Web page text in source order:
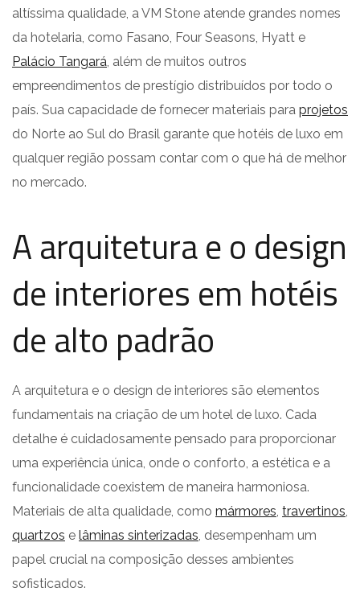
altíssima qualidade, a VM Stone atende grandes nomes
da hotelaria, como Fasano, Four Seasons, Hyatt e
Palácio Tangará, além de muitos outros
empreendimentos de prestígio distribuídos por todo o
país. Sua capacidade de fornecer materiais para projetos
do Norte ao Sul do Brasil garante que hotéis de luxo em
qualquer região possam contar com o que há de melhor
no mercado.
A arquitetura e o design
de interiores em hotéis
de alto padrão
A arquitetura e o design de interiores são elementos
fundamentais na criação de um hotel de luxo. Cada
detalhe é cuidadosamente pensado para proporcionar
uma experiência única, onde o conforto, a estética e a
funcionalidade coexistem de maneira harmoniosa.
Materiais de alta qualidade, como mármores, travertinos,
quartzos e lâminas sinterizadas, desempenham um
papel crucial na composição desses ambientes
sofisticados.